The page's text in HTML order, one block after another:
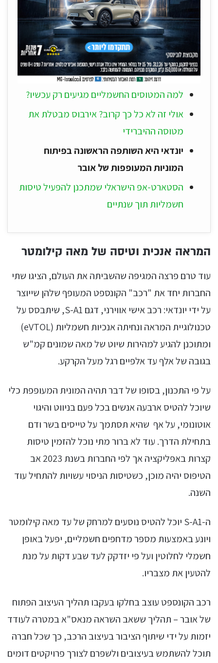
למה המטוסים החשמליים מגיעים רק עכשיו?
אולי זה לא כל כך קרוב? אירבוס מבטלת את
מטוסה ההיברידי
יונדאי היא השותפה הראשונה בפיתוח
המוניות המעופפות של אובר
הסטארט-אפ הישראלי שמתכנן להפעיל טיסות
חשמליות תוך שנתיים
המראה אנכית וטיסה של מאה קילומטר
עוד טרם פרצה המגיפה שהשביתה את העולם, הציגו שתי
החברות יחד את "רכב" הקונספט המעופף שלהן שייוצר
על ידי יונדאי: רכב אישי אווירני, דגם S-A1, שיתבסס על
טכנולוגיית המראה ונחיתה אנכיות חשמליות (eVTOL)
ומתוכנן להגיע למהירות שיוט של מאה שמונים קמ"ש
בגובה של אלף עד אלפיים רגל מעל הקרקע.
על פי התכנון, בסופו של דבר תהיה המונית המעופפת כלי
שיוכל להטיס ארבעה אנשים בכל פעם בניווט והיגוי
אוטונומי, על אף שהיא תסתמך על טייסים בשר ודם
בתחילת הדרך. עוד לא ברור מתי נוכל להזמין טיסות
קצרות באפליקציה אך לפי החברות בשנת 2023 אב
הטיפוס יהיה מוכן, כשטיסות הניסוי עשויות להתחיל עוד
השנה.
ה-S-A1 יוכל להטיס נוסעים למרחק של עד מאה קילומטר
ויונע באמצעות מספר מדחפים חשמליים, יפעל באופן
חשמלי לחלוטין ועל פי יזדקק לעד שבע דקות על מנת
להטעין את מצבריו.
רכב הקונספט עוצב בחלקו בעקבו תהליך העיצוב הפתוח
של אובר – תהליך ששאב השראה מנאס"א במטרה לעודד
יזמות על ידי שיתוף הציבור בעיצוב הרכב, כך שכל חברה
תוכל להשתמש בעיצובים ולשפרם לצורך פרויקטים דומים